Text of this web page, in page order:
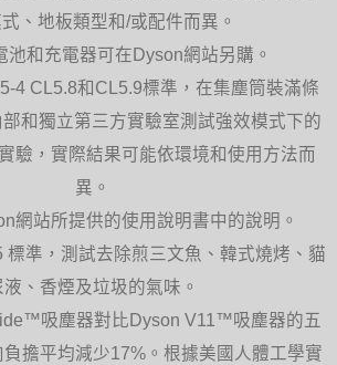
、地板類型和/或配件而異。
池和充電器可在Dyson網站另購。
4 CL5.8和CL5.9標準，在集塵筒裝滿條
和獨立第三方實驗室測試強效模式下的
驗，實際結果可能依環境和使用方法而
異。
網站所提供的使用說明書中的說明。
標準，測試去除煎三文魚、韓式燒烤、貓
液、香煙及垃圾的氣味。
吸塵器對比Dyson V11™吸塵器的五
擔平均減少17%。根據美國人體工學實